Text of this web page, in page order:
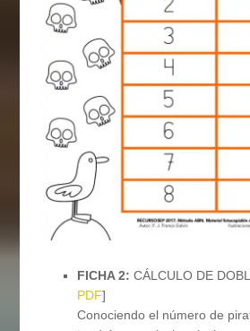
FICHA 2: CÁLCULO DE
PDF]
Conociendo el número de